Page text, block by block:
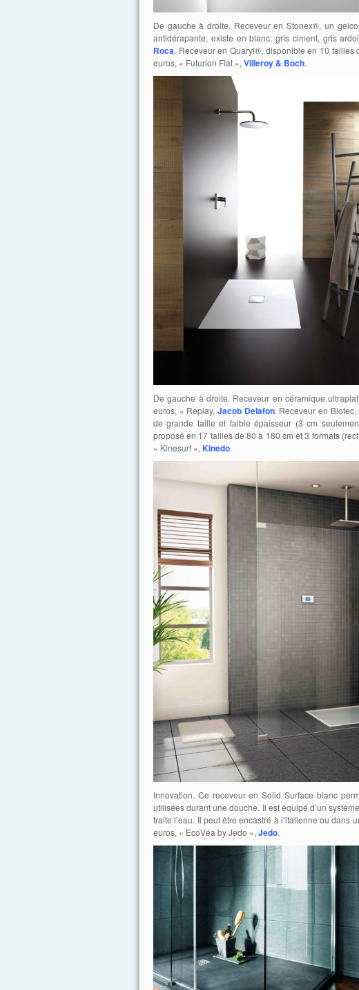
De gauche à droite. Receveur en Stonex®, un
antidérapante, existe en blanc, gris ciment, gris
Roca. Receveur en Quaryl®, disponible en 10
euros, « Futurion Flat », Villeroy & Boch.
De gauche à droite. Receveur en céramique
euros, « Replay, Jacob Delafon. Receveur en
de grande taille et faible épaisseur (3 cm
proposé en 17 tailles de 80 à 180 cm et 3 formats
« Kinesurf », Kinedo.
Innovation. Ce receveur en Solid Surface blanc
utilisées durant une douche. Il est équipé d’un
traite l’eau. Il peut être encastré à l’italienne ou dans
euros, « EcoVéa by Jedo », Jedo.